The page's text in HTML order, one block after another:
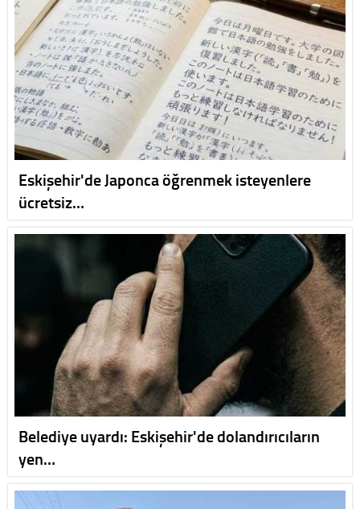
Eskişehir'de Japonca öğrenmek isteyenlere
ücretsiz…
Belediye uyardı: Eskişehir'de dolandırıcıların
yen…